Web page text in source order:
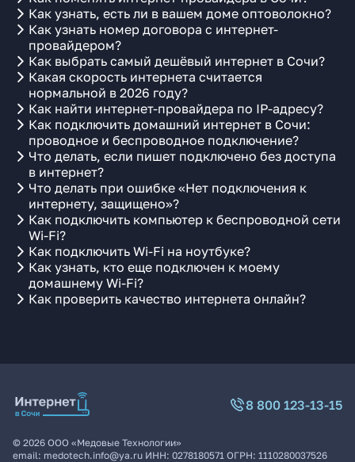
Как узнать, есть ли в вашем доме оптоволокно?
Как узнать номер договора с интернет-
провайдером?
Как выбрать самый дешёвый интернет в Сочи?
Какая скорость интернета считается
нормальной в 2026 году?
Как найти интернет-провайдера по IP-адресу?
Как подключить домашний интернет в Сочи:
проводное и беспроводное подключение?
Что делать, если пишет подключено без доступа
в интернет?
Что делать при ошибке «Нет подключения к
интернету, защищено»?
Как подключить компьютер к беспроводной сети
Wi-Fi?
Как подключить Wi-Fi на ноутбуке?
Как узнать, кто еще подключен к моему
домашнему Wi-Fi?
Как проверить качество интернета онлайн?
8 800 123-13-15
© 2026 ООО «Медовые Технологии»
email: medotech.info@ya.ru ИНН: 0278180571 ОГРН: 1110280037526